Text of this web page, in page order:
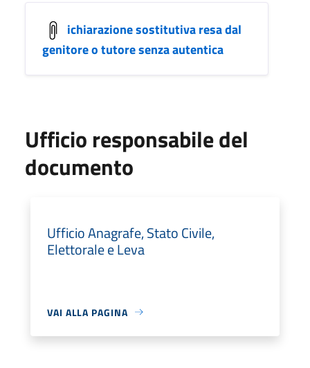
ichiarazione sostitutiva resa dal
genitore o tutore senza autentica
Ufficio responsabile del
documento
Ufficio Anagrafe, Stato Civile,
Elettorale e Leva
VAI ALLA PAGINA